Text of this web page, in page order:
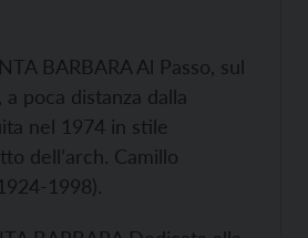
BARBARA Al Passo, sul
poca distanza dalla
nel 1974 in stile
dell’arch. Camillo
1998).